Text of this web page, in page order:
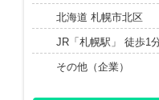
北海道 札幌市北区
JR「札幌駅」 徒歩1
その他（企業）